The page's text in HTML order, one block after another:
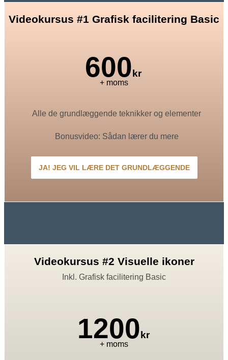
Videokursus #1 Grafisk facilitering Basic
600 kr
+ moms
Alle de grundlæggende teknikker og elementer
Bonusvideo: Sådan lærer du mere
JA! JEG VIL LÆRE DET GRUNDLÆGGENDE
Videokursus #2 Visuelle ikoner
Inkl. Grafisk facilitering Basic
1200 kr
+ moms